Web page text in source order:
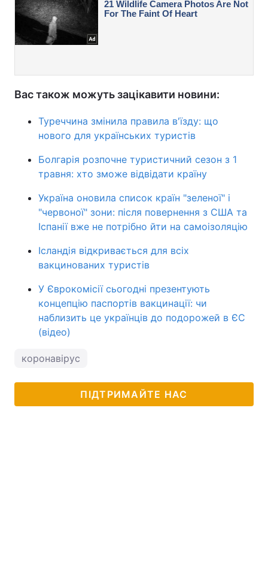
Вас також можуть зацікавити новини:
Туреччина змінила правила в'їзду: що
нового для українських туристів
Болгарія розпочне туристичний сезон з 1
травня: хто зможе відвідати країну
Україна оновила список країн "зеленої" і
"червоної" зони: після повернення з США та
Іспанії вже не потрібно йти на самоізоляцію
Ісландія відкривається для всіх
вакцинованих туристів
У Єврокомісії сьогодні презентують
концепцію паспортів вакцинації: чи
наблизить це українців до подорожей в ЄС
(відео)
коронавірус
ПІДТРИМАЙТЕ НАС